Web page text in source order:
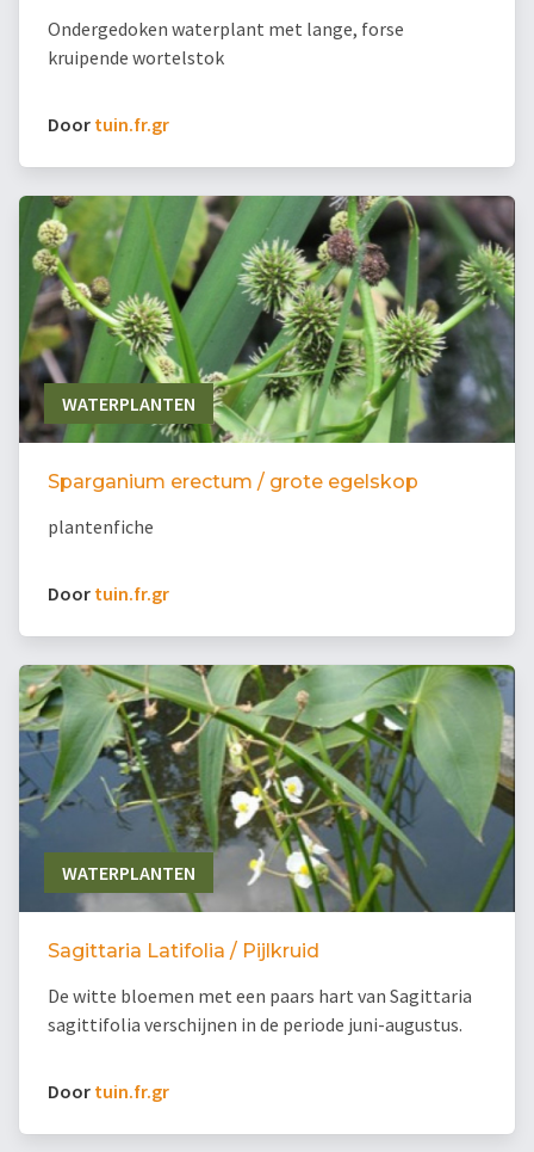
Ondergedoken waterplant met lange, forse
kruipende wortelstok
Door tuin.fr.gr
WATERPLANTEN
Sparganium erectum / grote egelskop
plantenfiche
Door tuin.fr.gr
WATERPLANTEN
Sagittaria Latifolia / Pijlkruid
De witte bloemen met een paars hart van Sagittaria
sagittifolia verschijnen in de periode juni-augustus.
Door tuin.fr.gr